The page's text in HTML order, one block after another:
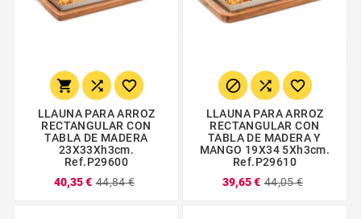
  
LLAUNA PARA ARROZ
RECTANGULAR CON
TABLA DE MADERA
23X33Xh3cm.
Ref.P29600
40,35 € 44,84 €
  
LLAUNA PARA ARROZ
RECTANGULAR CON
TABLA DE MADERA Y
MANGO 19X34 5Xh3cm.
Ref.P29610
39,65 € 44,05 €